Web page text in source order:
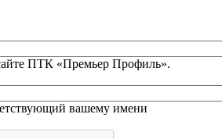
ПТК «Премьер Профиль».
вашему имени